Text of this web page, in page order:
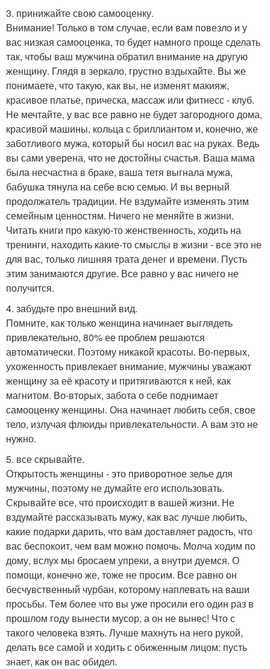
3. принижайте свою самооценку.
Внимание! Только в том случае, если вам повезло и у
вас низкая самооценка, то будет намного проще сделать
так, чтобы ваш мужчина обратил внимание на другую
женщину. Глядя в зеркало, грустно вздыхайте. Вы же
понимаете, что такую, как вы, не изменят макияж,
красивое платье, прическа, массаж или фитнесс - клуб.
Не мечтайте, у вас все равно не будет загородного дома,
красивой машины, кольца с бриллиантом и, конечно, же
заботливого мужа, который бы носил вас на руках. Ведь
вы сами уверена, что не достойны счастья. Ваша мама
была несчастна в браке, ваша тетя выгнала мужа,
бабушка тянула на себе всю семью. И вы верный
продолжатель традиции. Не вздумайте изменять этим
семейным ценностям. Ничего не меняйте в жизни.
Читать книги про какую-то женственность, ходить на
тренинги, находить какие-то смыслы в жизни - все это не
для вас, только лишняя трата денег и времени. Пусть
этим занимаются другие. Все равно у вас ничего не
получится.
4. забудьте про внешний вид.
Помните, как только женщина начинает выглядеть
привлекательно, 80% ее проблем решаются
автоматически. Поэтому никакой красоты. Во-первых,
ухоженность привлекает внимание, мужчины уважают
женщину за её красоту и притягиваются к ней, как
магнитом. Во-вторых, забота о себе поднимает
самооценку женщины. Она начинает любить себя, свое
тело, излучая флюиды привлекательности. А вам это не
нужно.
5. все скрывайте.
Открытость женщины - это приворотное зелье для
мужчины, поэтому не думайте его использовать.
Скрывайте все, что происходит в вашей жизни. Не
вздумайте рассказывать мужу, как вас лучше любить,
какие подарки дарить, что вам доставляет радость, что
вас беспокоит, чем вам можно помочь. Молча ходим по
дому, вслух мы бросаем упреки, а внутри дуемся. О
помощи, конечно же, тоже не просим. Все равно он
бесчувственный чурбан, которому наплевать на ваши
просьбы. Тем более что вы уже просили его один раз в
прошлом году вынести мусор, а он не вынес! Что с
такого человека взять. Лучше махнуть на него рукой,
делать все самой и ходить с обиженным лицом: пусть
знает, как он вас обидел.